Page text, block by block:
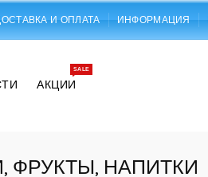
И ОПЛАТА ИНФОРМАЦИЯ
АКЦИИ
SALE
НАПИТКИ